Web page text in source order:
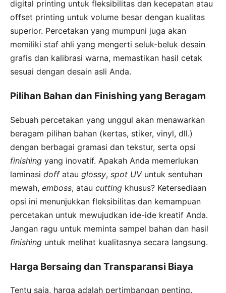
digital printing untuk fleksibilitas dan kecepatan atau
offset printing untuk volume besar dengan kualitas
superior. Percetakan yang mumpuni juga akan
memiliki staf ahli yang mengerti seluk-beluk desain
grafis dan kalibrasi warna, memastikan hasil cetak
sesuai dengan desain asli Anda.
Pilihan Bahan dan Finishing yang Beragam
Sebuah percetakan yang unggul akan menawarkan
beragam pilihan bahan (kertas, stiker, vinyl, dll.)
dengan berbagai gramasi dan tekstur, serta opsi
finishing yang inovatif. Apakah Anda memerlukan
laminasi doffatau glossy, spot UVuntuk sentuhan
mewah, emboss, atau cutting khusus? Ketersediaan
opsi ini menunjukkan fleksibilitas dan kemampuan
percetakan untuk mewujudkan ide-ide kreatif Anda.
Jangan ragu untuk meminta sampel bahan dan hasil
finishing untuk melihat kualitasnya secara langsung.
Harga Bersaing dan Transparansi Biaya
Tentu saja, harga adalah pertimbangan penting.